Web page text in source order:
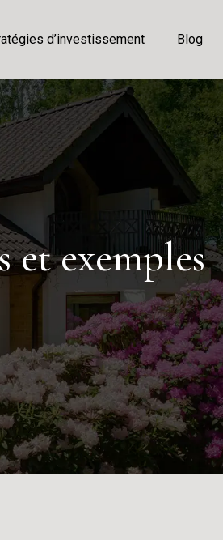
d’investissement Blog
et exemples